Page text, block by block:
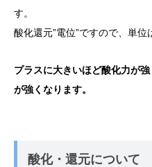
す。
酸化還元”電位”ですので、単位
プラスに大きいほど酸化力が
が強くなります。
酸化・還元について